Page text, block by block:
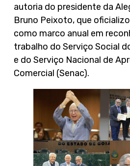
autoria do presidente da
Bruno Peixoto, que
como marco anual em
trabalho do Serviço Social
e do Serviço Nacional de
Comercial (Senac).